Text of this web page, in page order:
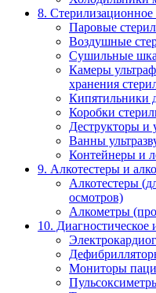
8. Стерилизационное
Паровые
Воздушные
Сушильные
Камеры
хранения
Кипятильники
Коробки
Деструкторы и
Ванны
Контейнеры и
9. Алкотестеры и
Алкотестеры
осмотров)
Алкометры
10.
Мониторы